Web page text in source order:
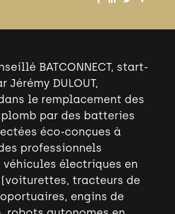
BATCONNECT, start-
Jérémy DULOUT,
le remplacement des
par des batteries
éco-conçues à
professionnels
électriques en
tracteurs de
engins de